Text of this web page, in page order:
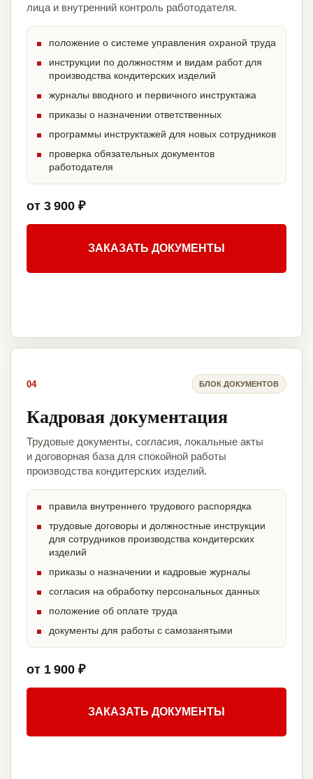
лица и внутренний контроль работодателя.
положение о системе управления охраной труда
инструкции по должностям и видам работ для
производства кондитерских изделий
журналы вводного и первичного инструктажа
приказы о назначении ответственных
программы инструктажей для новых сотрудников
проверка обязательных документов
работодателя
от 3 900 ₽
ЗАКАЗАТЬ ДОКУМЕНТЫ
04 БЛОК ДОКУМЕНТОВ
Кадровая документация
Трудовые документы, согласия, локальные акты
и договорная база для спокойной работы
производства кондитерских изделий.
правила внутреннего трудового распорядка
трудовые договоры и должностные инструкции
для сотрудников производства кондитерских
изделий
приказы о назначении и кадровые журналы
согласия на обработку персональных данных
положение об оплате труда
документы для работы с самозанятыми
от 1 900 ₽
ЗАКАЗАТЬ ДОКУМЕНТЫ